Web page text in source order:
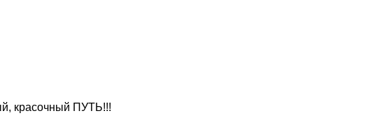
красочный ПУТЬ!!!